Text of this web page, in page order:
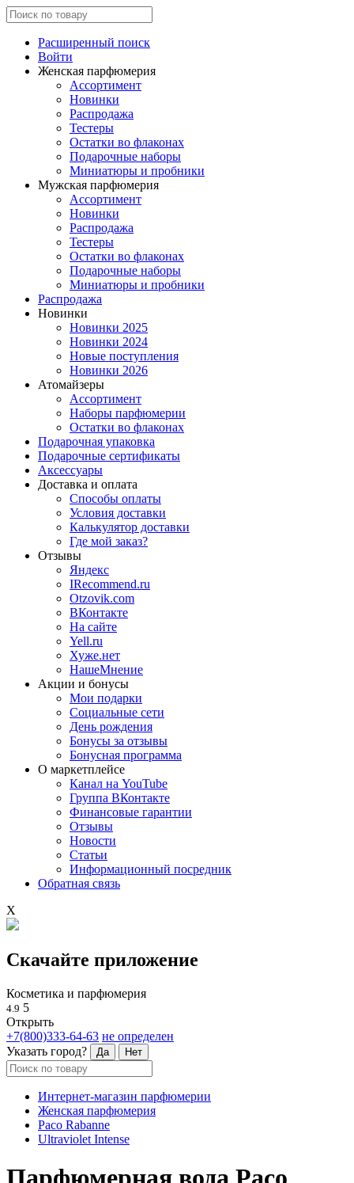
Расширенный поиск
Войти
Женская парфюмерия
Ассортимент
Новинки
Распродажа
Тестеры
Остатки во флаконах
Подарочные наборы
Миниатюры и пробники
Мужская парфюмерия
Ассортимент
Новинки
Распродажа
Тестеры
Остатки во флаконах
Подарочные наборы
Миниатюры и пробники
Распродажа
Новинки
Новинки 2025
Новинки 2024
Новые поступления
Новинки 2026
Атомайзеры
Ассортимент
Наборы парфюмерии
Остатки во флаконах
Подарочная упаковка
Подарочные сертификаты
Аксессуары
Доставка и оплата
Способы оплаты
Условия доставки
Калькулятор доставки
Где мой заказ?
Отзывы
Яндекс
IRecommend.ru
Otzovik.com
ВКонтакте
На сайте
Yell.ru
Хуже.нет
НашеМнение
Акции и бонусы
Мои подарки
Социальные сети
День рождения
Бонусы за отзывы
Бонусная программа
О маркетплейсе
Канал на YouTube
Группа ВКонтакте
Финансовые гарантии
Отзывы
Новости
Статьи
Информационный посредник
Обратная связь
X
Скачайте приложение
Косметика и парфюмерия
4.9 5
Открыть
+7(800)333-64-63 не определен
Указать город?
Да Нет
Интернет-магазин парфюмерии
Женская парфюмерия
Paco Rabanne
Ultraviolet Intense